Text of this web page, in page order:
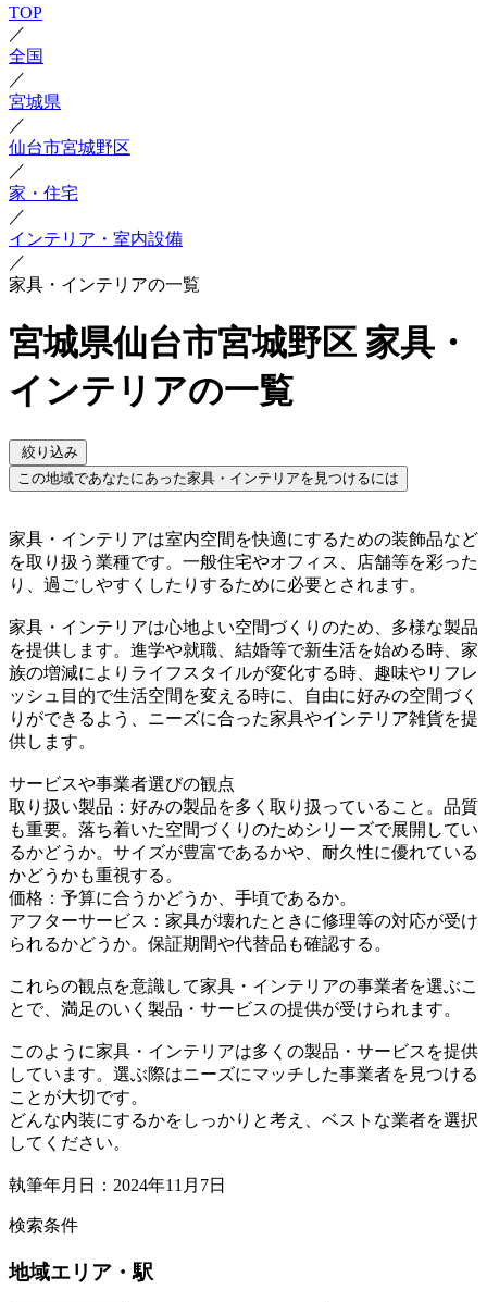
TOP
／
全国
／
宮城県
／
仙台市宮城野区
／
家・住宅
／
インテリア・室内設備
／
家具・インテリアの一覧
宮城県仙台市宮城野区 家具・
インテリアの一覧
絞り込み
この地域であなたにあった家具・インテリアを見つけるには
家具・インテリアは室内空間を快適にするための装飾品など
を取り扱う業種です。一般住宅やオフィス、店舗等を彩った
り、過ごしやすくしたりするために必要とされます。
家具・インテリアは心地よい空間づくりのため、多様な製品
を提供します。進学や就職、結婚等で新生活を始める時、家
族の増減によりライフスタイルが変化する時、趣味やリフレ
ッシュ目的で生活空間を変える時に、自由に好みの空間づく
りができるよう、ニーズに合った家具やインテリア雑貨を提
供します。
サービスや事業者選びの観点
取り扱い製品：好みの製品を多く取り扱っていること。品質
も重要。落ち着いた空間づくりのためシリーズで展開してい
るかどうか。サイズが豊富であるかや、耐久性に優れている
かどうかも重視する。
価格：予算に合うかどうか、手頃であるか。
アフターサービス：家具が壊れたときに修理等の対応が受け
られるかどうか。保証期間や代替品も確認する。
これらの観点を意識して家具・インテリアの事業者を選ぶこ
とで、満足のいく製品・サービスの提供が受けられます。
このように家具・インテリアは多くの製品・サービスを提供
しています。選ぶ際はニーズにマッチした事業者を見つける
ことが大切です。
どんな内装にするかをしっかりと考え、ベストな業者を選択
してください。
執筆年月日：2024年11月7日
検索条件
地域エリア・駅